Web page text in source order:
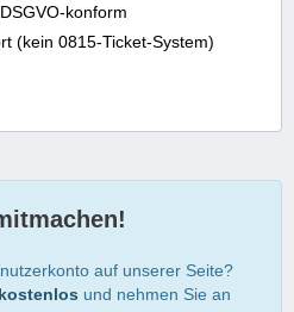
konform
(kein 0815-Ticket-System)
auf unserer Seite?
und nehmen Sie an